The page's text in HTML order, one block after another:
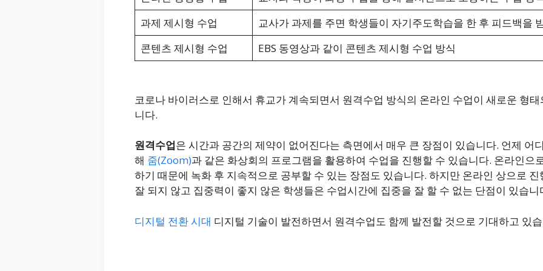
과제 제시형 수업
교사가 과제를 주면 학생들이 자기주도학습을 한 후 피드백을
콘텐츠 제시형 수업
EBS 동영상과 같이 콘텐츠 제시형 수업 방식
코로나 바이러스로 인해서 휴교가 계속되면서 원격수업 방식의 온라인 수업이 새로운 형
니다.
원격수업은 시간과 공간의 제약이 없어진다는 측면에서 매우 큰 장점이 있습니다. 언제 어
해 줌(Zoom)과 같은 화상회의 프로그램을 활용하여 수업을 진행할 수 있습니다. 온라인으
하기 때문에 녹화 후 지속적으로 공부할 수 있는 장점도 있습니다. 하지만 온라인 상으로
잘 되지 않고 집중력이 좋지 않은 학생들은 수업시간에 집중을 잘 할 수 없는 단점이 있습니
디지털 전환 시대 디지털 기술이 발전하면서 원격수업도 함께 발전할 것으로 기대하고 있